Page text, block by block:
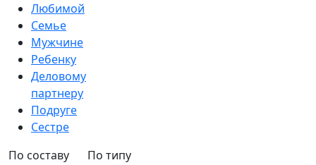
Любимой
Семье
Мужчине
Ребенку
Деловому
партнеру
Подруге
Сестре
По составу
По типу